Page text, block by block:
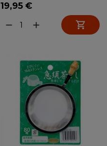
19,95 €
remove add 